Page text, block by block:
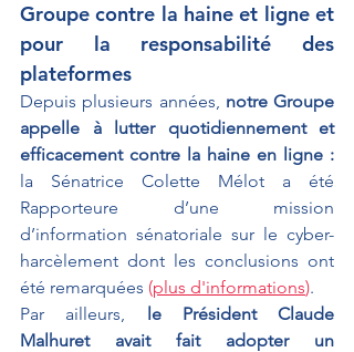
Groupe contre la haine et ligne et
pour la responsabilité des
plateformes
Depuis plusieurs années, notre Groupe
appelle à lutter quotidiennement et
la Sénatrice Colette Mélot a été
Rapporteure d’une mission
d’information sénatoriale sur le cyber-
harcèlement dont les conclusions ont
été remarquées (plus d'informations).
Par ailleurs, le Président Claude
Malhuret avait fait adopter un